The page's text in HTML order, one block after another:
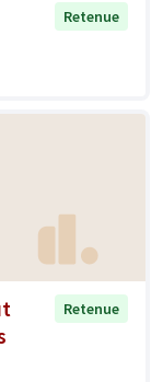
Retenue
Retenue